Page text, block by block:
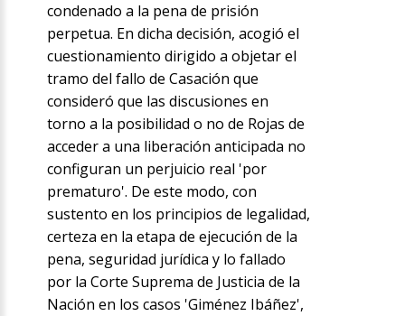
condenado a la pena de prisión
perpetua. En dicha decisión, acogió el
cuestionamiento dirigido a objetar el
tramo del fallo de Casación que
consideró que las discusiones en
torno a la posibilidad o no de Rojas de
acceder a una liberación anticipada no
configuran un perjuicio real 'por
prematuro'. De este modo, con
sustento en los principios de legalidad,
certeza en la etapa de ejecución de la
pena, seguridad jurídica y lo fallado
por la Corte Suprema de Justicia de la
Nación en los casos 'Giménez Ibáñez',